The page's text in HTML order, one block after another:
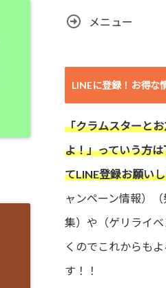
メニュー
LINEに登録！お得な
「クラムスターと
よ！」っていう方
てLINE登録お願い
ャンペーン情報）
集）や（ゲリライ
くのでこれからも
す！！